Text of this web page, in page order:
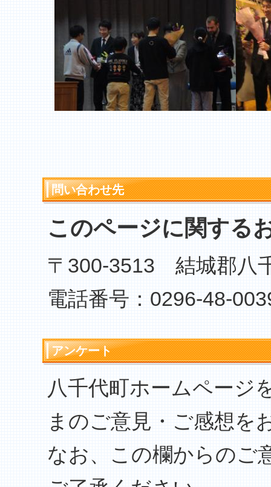
問い合わせ先
このページに関する
〒300-3513 結城郡八
電話番号：0296-48-
アンケート
八千代町ホームページ
まのご意見・ご感想を
なお、この欄からのご